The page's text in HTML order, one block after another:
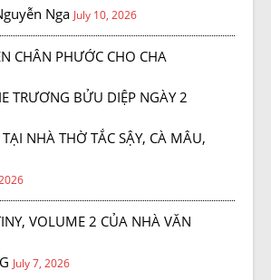
Nga July 10, 2026
CHÂN PHƯỚC CHO CHA
TRƯƠNG BỬU DIỆP NGÀY 2
NHÀ THỜ TẮC SẬY, CÀ MÂU,
VOLUME 2 CỦA NHÀ VĂN
July 7, 2026